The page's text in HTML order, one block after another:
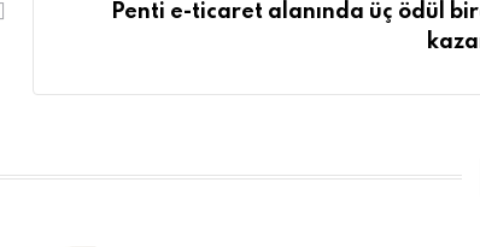
Penti e-ticaret alanında üç ödül